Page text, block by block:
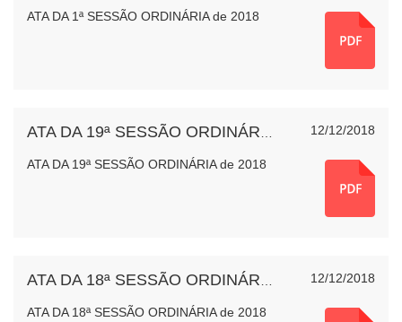
ATA DA 1ª SESSÃO ORDINÁRIA de 2018
12/12/2018
ATA DA 19ª SESSÃO ORDINÁRIA de 2018
12/12/2018
ATA DA 18ª SESSÃO ORDINÁRIA de 2018